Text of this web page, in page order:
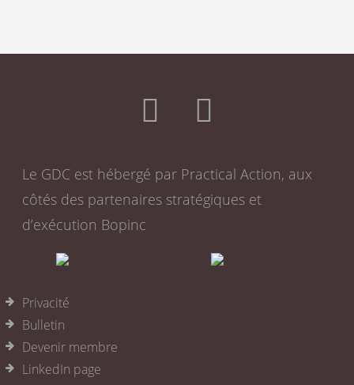
Le GDC est hébergé par Practical Action, aux
côtés des partenaires stratégiques et
d’exécution Bopinc
Privacité
Bulletin
Devenir membre
LinkedIn page